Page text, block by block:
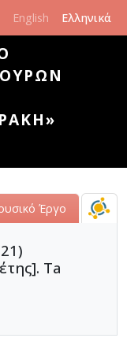
English Ελληνικά
Έργο
Ta